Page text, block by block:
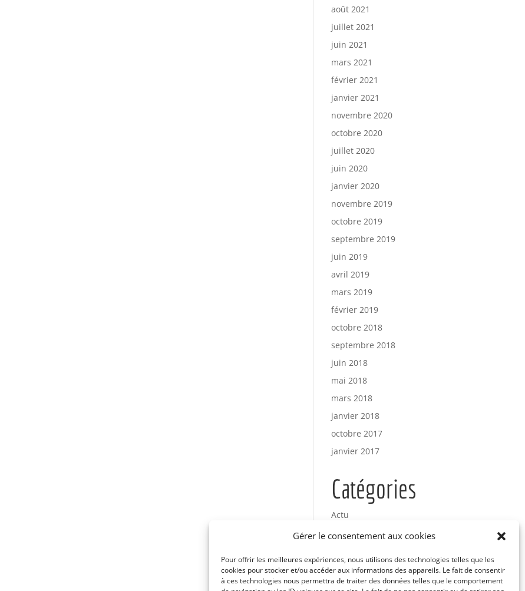
Gérer le consentement aux cookies
Pour offrir les meilleures expériences, nous utilisons des technologies telles que les
cookies pour stocker et/ou accéder aux informations des appareils. Le fait de consentir
à ces technologies nous permettra de traiter des données telles que le comportement
août 2021
juillet 2021
juin 2021
mars 2021
février 2021
janvier 2021
novembre 2020
octobre 2020
juillet 2020
juin 2020
janvier 2020
novembre 2019
octobre 2019
septembre 2019
juin 2019
avril 2019
mars 2019
février 2019
octobre 2018
septembre 2018
juin 2018
mai 2018
mars 2018
janvier 2018
octobre 2017
janvier 2017
Catégories
Actu
Uncategorized
Méta